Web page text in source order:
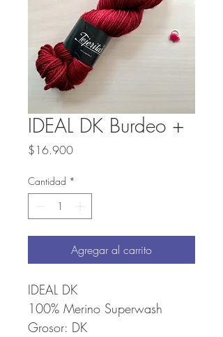
IDEAL DK Burdeo +
$16.900Precio
Cantidad *
Agregar al carrito
IDEAL DK
100% Merino Superwash
Grosor: DK